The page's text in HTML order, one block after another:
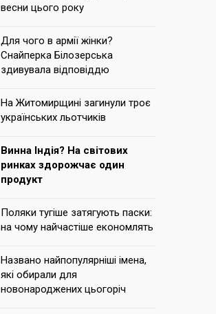
весни цього року
Для чого в армії жінки?
Снайперка Білозерська
здивувала відповіддю
На Житомирщині загинули троє
українських льотчиків
Винна Індія? На світових
ринках здорожчає один
продукт
Поляки тугіше затягують паски:
на чому найчастіше економлять
Названо найпопулярніші імена,
які обирали для
новонароджених цьогоріч